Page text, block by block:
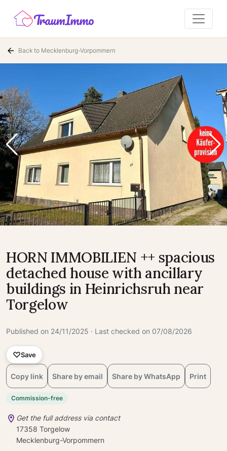
Back to Mecklenburg-Vorpommern
HORN IMMOBILIEN ++ spacious
detached house with ancillary
buildings in Heinrichsruh near
Torgelow
Published on 24/11/2025 · Last checked on 07/08/2026
Save
Copy link Share by email Share by WhatsApp Print
Commission-free
Get the full address via contact
17358 Torgelow
Mecklenburg-Vorpommern